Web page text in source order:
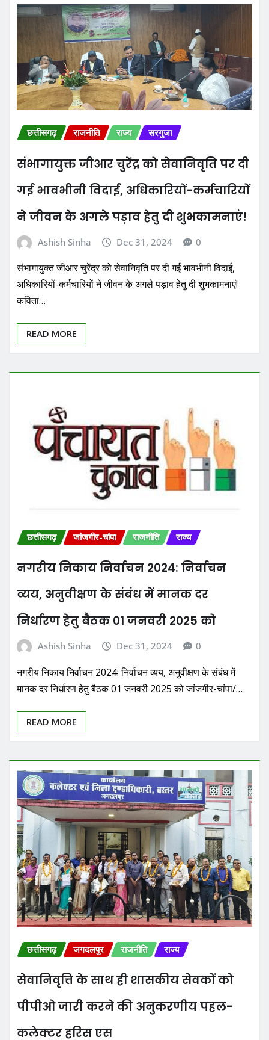
छत्तीसगढ़ राजनीति राज्य सरगुजा
संभागायुक्त जीआर चुरेंद्र को सेवानिवृति पर दी
गई भावभीनी विदाई, अधिकारियों-कर्मचारियों
ने जीवन के अगले पड़ाव हेतु दी शुभकामनाएं!
Ashish Sinha Dec 31, 2024 0
संभागायुक्त जीआर चुरेंद्र को सेवानिवृति पर दी गई भावभीनी विदाई,
अधिकारियों-कर्मचारियों ने जीवन के अगले पड़ाव हेतु दी शुभकामनाएं!
कविता…
READ MORE
छत्तीसगढ़ जांजगीर-चांपा राजनीति राज्य
नगरीय निकाय निर्वाचन 2024: निर्वाचन
व्यय, अनुवीक्षण के संबंध में मानक दर
निर्धारण हेतु बैठक 01 जनवरी 2025 को
Ashish Sinha Dec 31, 2024 0
नगरीय निकाय निर्वाचन 2024: निर्वाचन व्यय, अनुवीक्षण के संबंध में
मानक दर निर्धारण हेतु बैठक 01 जनवरी 2025 को जांजगीर-चांपा/…
READ MORE
छत्तीसगढ़ जगदलपुर राजनीति राज्य
सेवानिवृत्ति के साथ ही शासकीय सेवकों को
पीपीओ जारी करने की अनुकरणीय पहल-
कलेक्टर हरिस एस